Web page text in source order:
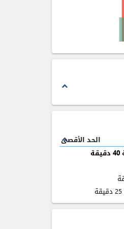
expand_less
expand_less
الحد الأقصى